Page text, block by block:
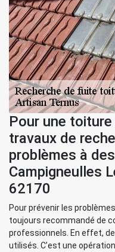
Pour une
travaux de
problèmes à
Campigneulles
62170
Pour prévenir les
toujours recommandé de
professionnels. En effet,
utilisés. C’est une